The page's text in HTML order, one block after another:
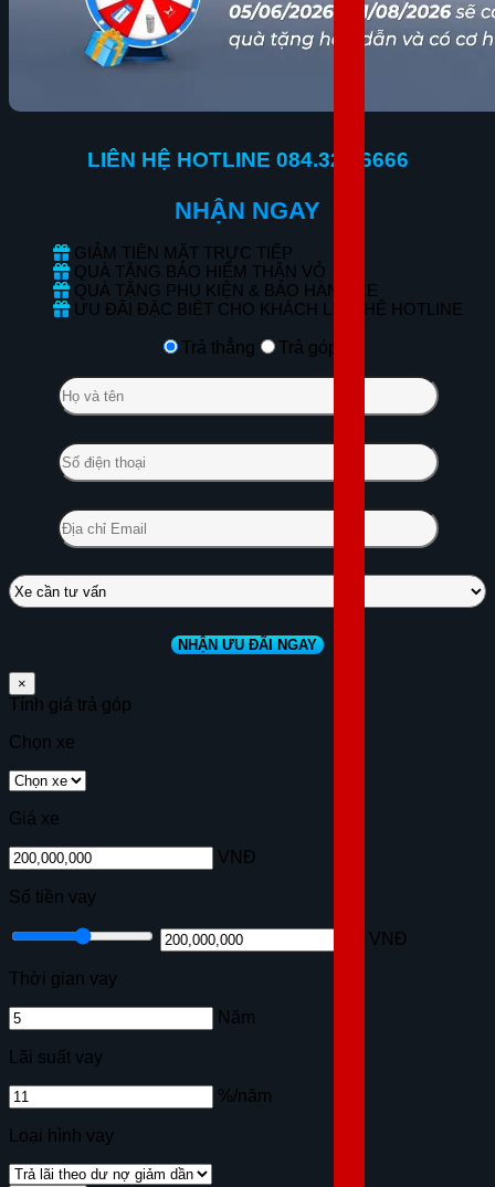
LIÊN HỆ HOTLINE 084.323.6666
NHẬN NGAY
GIẢM TIỀN MẶT TRỰC TIẾP
QUÀ TẶNG BẢO HIỂM THÂN VỎ
QUÀ TẶNG PHỤ KIỆN & BẢO HÀNH XE
ƯU ĐÃI ĐẶC BIỆT CHO KHÁCH LIÊN HỆ HOTLINE
Trả thẳng Trả góp
×
Tính giá trả góp
Chọn xe
Giá xe
VNĐ
Số tiền vay
VNĐ
Thời gian vay
Năm
Lãi suất vay
%/năm
Loại hình vay